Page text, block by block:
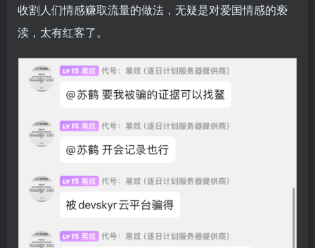
收割人们情感赚取流量的做法，无疑是对爱国情感的亵
渎，太有红客了。